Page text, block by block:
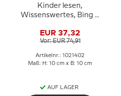
Kinder lesen,
Wissenswertes, Bing &
oder 402
EUR 37,32
Vor: EUR 74,91
Artikelnr.: 1021402
Maß: H: 10 cm x B: 10 cm
AUF LAGER